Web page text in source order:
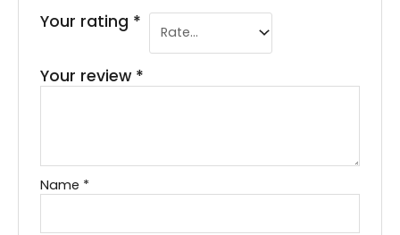
Your rating *
Your review *
Name *